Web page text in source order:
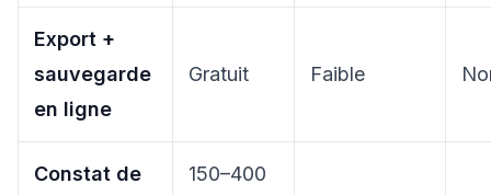
Export +
sauvegarde
en ligne
Gratuit Faible
Constat de
150–400